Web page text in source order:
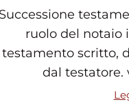
ruolo del notaio
testamento scritto,
dal testatore.